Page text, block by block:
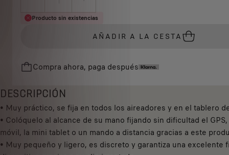
7
,
7
0
€
I
Q
t
t
y
u
p
d
Producto sin existencias
AÑADIR A LA CESTA
Compra ahora, paga después
DESCRIPCIÓN
• Muy práctico, se fija en todos los aireadores y en el tablero
• Colóquelo al alcance de su mano fijando sin dificultad el
móvil, la mini tablet o un mando a distancia gracias a este
• Muy pequeño y ligero, es discreto y garantiza una excelente